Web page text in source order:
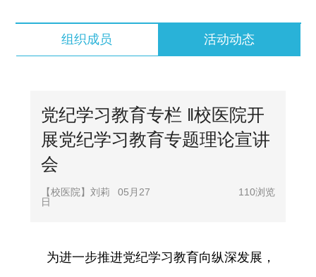
组织成员 活动动态
党纪学习教育专栏 ‖校医院开
展党纪学习教育专题理论宣讲
会
【校医院】刘莉
05月27
日
110浏览
为进一步推进党纪学习教育向纵深发展，